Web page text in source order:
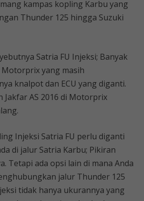
kampas kopling Karbu yang
Thunder 125 hingga Suzuki
Satria FU Injeksi; Banyak
yang masih
knalpot dan ECU yang diganti.
Jakfar AS 2016 di Motorprix
Injeksi Satria FU perlu diganti
di jalur Satria Karbu; Pikiran
Tetapi ada opsi lain di mana Anda
jalur Thunder 125
tidak hanya ukurannya yang